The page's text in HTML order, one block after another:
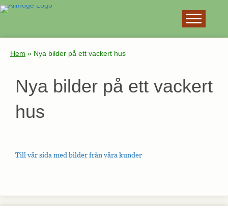
Hem » Nya bilder på ett vackert hus
Nya bilder på ett vackert
hus
Till vår sida med bilder från våra kunder